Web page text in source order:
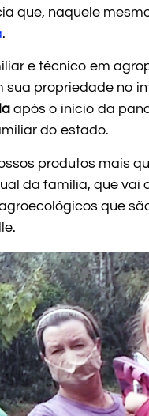
que, naquele
.
e técnico em
propriedade no
após o início da
do estado.
produtos mais
da família, que vai
que